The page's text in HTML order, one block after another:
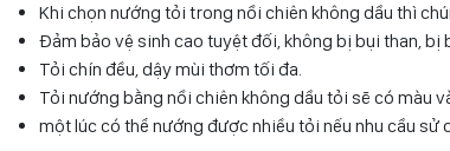
Khi chọn nướng tỏi trong nồi chiên không dầu thì
Đảm bảo vệ sinh cao tuyệt đối, không bị bụi than, bị
Tỏi chín đều, dậy mùi thơm tối đa.
Tỏi nướng bằng nồi chiên không dầu tỏi sẽ có màu
một lúc có thể nướng được nhiều tỏi nếu nhu cầu sử